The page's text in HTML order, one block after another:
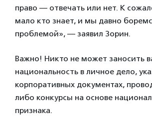
право — отвечать или нет. К
мало кто знает, и мы давно
проблемой», — заявил Зорин.
Важно! Никто не может заносить
национальность в личное дело,
корпоративных документах,
либо конкурсы на основе
признака.